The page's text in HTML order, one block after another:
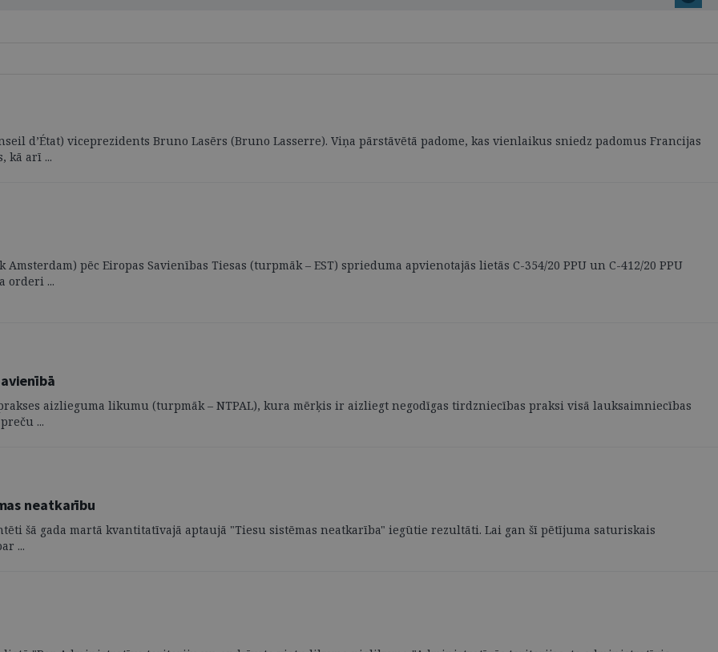
d’État) viceprezidents Bruno Lasērs (Bruno Lasserre). Viņa pārstāvētā padome, kas vienlaikus sniedz padomus Francijas
kā arī ...
pēc Eiropas Savienības Tiesas (turpmāk – EST) sprieduma apvienotajās lietās C-354/20 PPU un C-412/20 PPU
orderi ...
aizlieguma likumu (turpmāk – NTPAL), kura mērķis ir aizliegt negodīgas tirdzniecības praksi visā lauksaimniecības
...
neatkarību
šā gada martā kvantitatīvajā aptaujā "Tiesu sistēmas neatkarība" iegūtie rezultāti. Lai gan šī pētījuma saturiskais
...